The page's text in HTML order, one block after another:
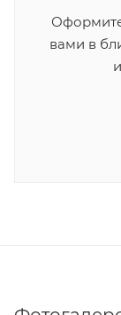
вами в